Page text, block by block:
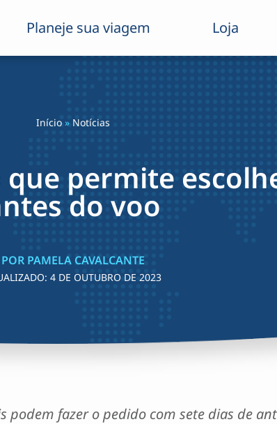
Planeje sua viagem Loja
Início » Notícias
permite
do voo
POR PAMELA CAVALCANTE
4 DE OUTUBRO DE 2023
podem fazer o pedido com sete dias de